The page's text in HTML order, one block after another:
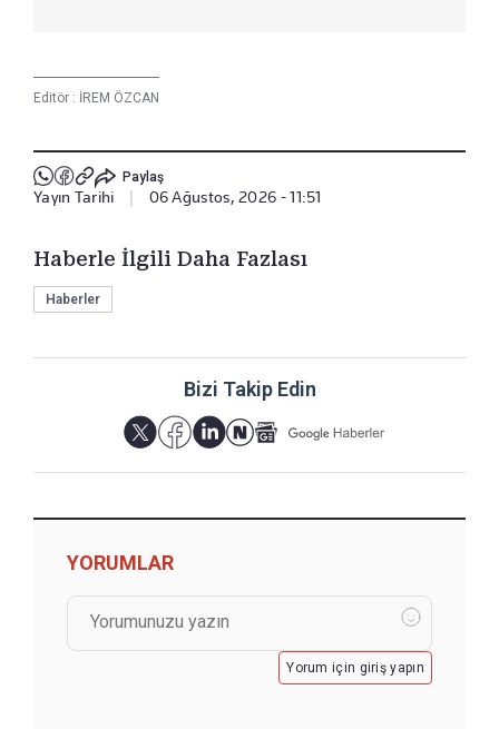
Editör : İREM ÖZCAN
Paylaş
Yayın Tarihi 06 Ağustos, 2026 - 11:51
Haberle İlgili Daha Fazlası
Haberler
Bizi Takip Edin
YORUMLAR
Yorum için giriş yapın